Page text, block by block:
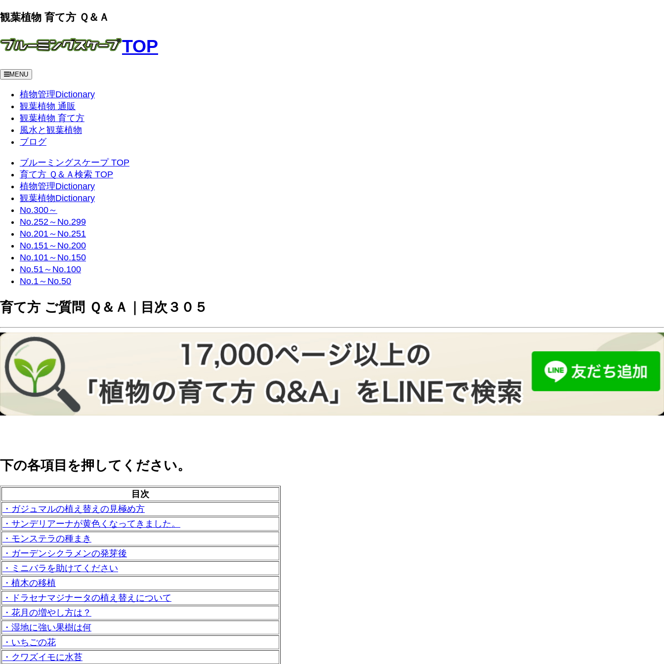
観葉植物 育て方 Ｑ＆Ａ
TOP
MENU
植物管理Dictionary
観葉植物 通販
観葉植物 育て方
風水と観葉植物
ブログ
ブルーミングスケープ TOP
育て方 Ｑ＆Ａ検索 TOP
植物管理Dictionary
観葉植物Dictionary
No.300～
No.252～No.299
No.201～No.251
No.151～No.200
No.101～No.150
No.51～No.100
No.1～No.50
育て方 ご質問 Ｑ＆Ａ｜目次３０５
下の各項目を押してください。
目次
・ガジュマルの植え替えの見極め方
・サンデリアーナが黄色くなってきました。
・モンステラの種まき
・ガーデンシクラメンの発芽後
・ミニバラを助けてください
・植木の移植
・ドラセナマジナータの植え替えについて
・花月の増やし方は？
・湿地に強い果樹は何
・いちごの花
・クワズイモに水苔